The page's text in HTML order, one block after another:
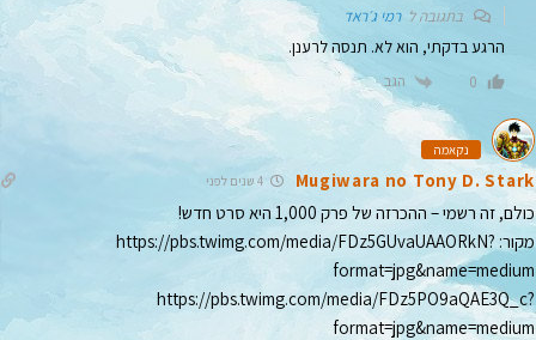
בתגובה לרמי ג׳ראד
הרגע בדקתי, הוא לא. תנסה לרענן.
0 הגב
נקאמה
Mugiwara no Tony D. Stark 4 שנים לפני
כולם, זה רשמי – ההכרזה של פרק 1,000 היא סרט חדש!
מקור: https://pbs.twimg.com/media/FDz5GUvaUAAORkN?
format=jpg&name=medium
https://pbs.twimg.com/media/FDz5PO9aQAE3Q_c?
format=jpg&name=medium